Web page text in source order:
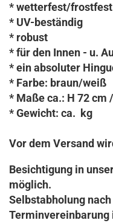
* wetterfest/frostfest
* UV-beständig
* robust
* für den Innen - u.
* ein absoluter
* Farbe: braun/weiß
* Maße ca.: H 72 cm
* Gewicht: ca. kg
Vor dem Versand
Besichtigung in
möglich.
Selbstabholung